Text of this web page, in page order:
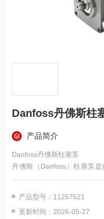
Danfoss丹佛斯柱
产品简介
Danfoss丹佛斯柱塞泵
丹佛斯（Danfoss）柱塞泵是
效、长寿命、控制灵活，覆
产品型号：11257521
更新时间：2026-05-27